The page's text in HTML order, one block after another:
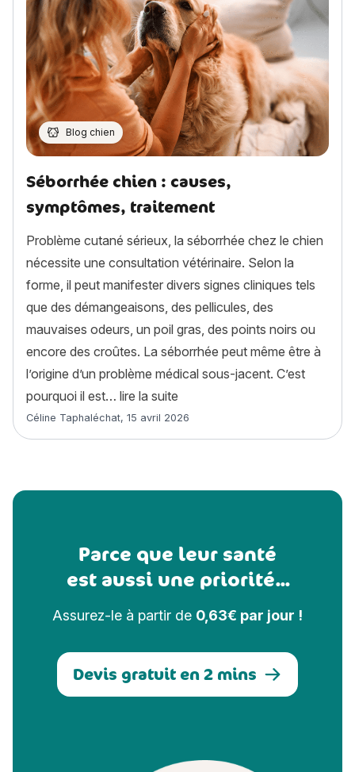
Blog chien
Séborrhée chien : causes,
symptômes, traitement
Problème cutané sérieux, la séborrhée chez le chien
nécessite une consultation vétérinaire. Selon la
forme, il peut manifester divers signes cliniques tels
que des démangeaisons, des pellicules, des
mauvaises odeurs, un poil gras, des points noirs ou
encore des croûtes. La séborrhée peut même être à
l’origine d’un problème médical sous-jacent. C’est
pourquoi il est… lire la suite
Article rédigé par
Céline Taphaléchat, 15 avril 2026
Parce que leur santé
est aussi une priorité...
Assurez-le à partir de 0,63€ par jour !
Devis gratuit en 2 mins